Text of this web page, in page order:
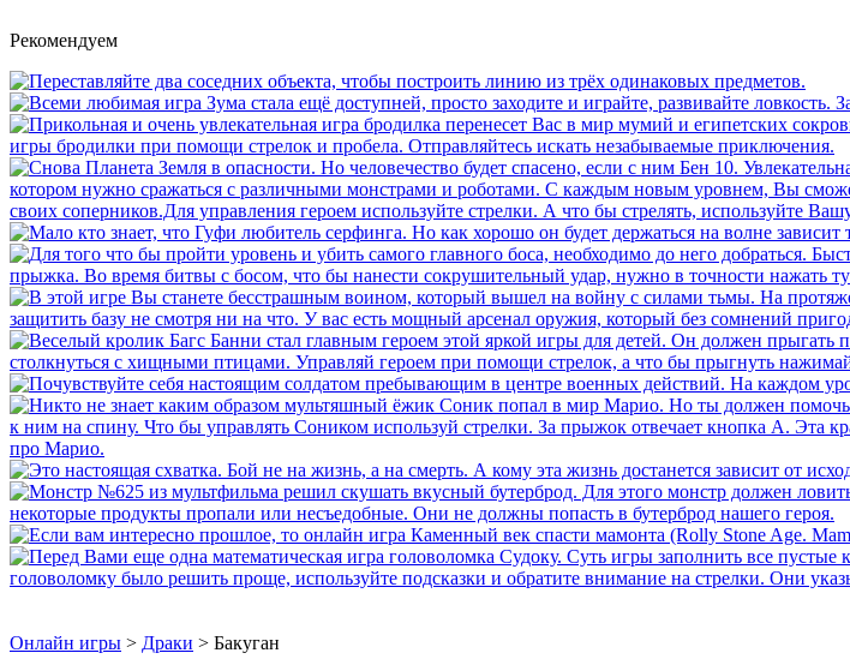
Рекомендуем
Онлайн игры > Драки > Бакуган